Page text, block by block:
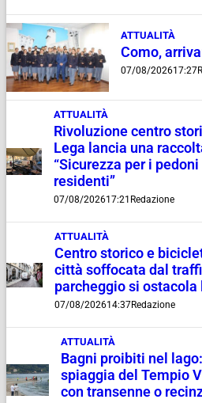
ATTUALITÀ
Como,
07/08/202617:27
ATTUALITÀ
Rivoluzione centro
Lega lancia una
“Sicurezza per i
residenti”
07/08/202617:21 Redazione
ATTUALITÀ
Centro storico e
città soffocata dal
parcheggio si
07/08/202614:37Redazione
ATTUALITÀ
Bagni proibiti nel
spiaggia del Tempio
con transenne o